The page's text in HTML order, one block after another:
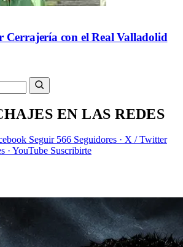
Cerrajería con el Real Valladolid
EN LAS REDES
Seguir 566 Seguidores · X / Twitter
· YouTube Suscribirte